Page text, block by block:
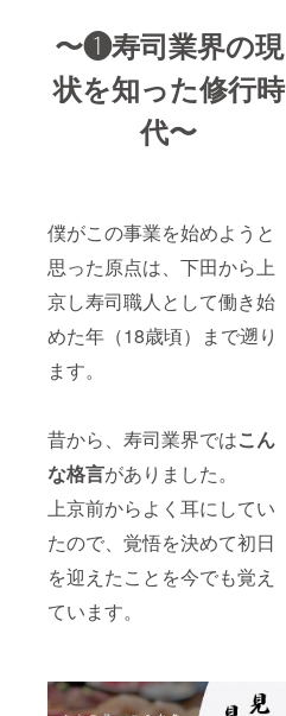
〜❶寿司業界の現
状を知った修行時
代〜
僕がこの事業を始めようと
思った原点は、下田から上
京し寿司職人として働き始
めた年（18歳頃）まで遡り
ます。
昔から、寿司業界ではこん
な格言がありました。
上京前からよく耳にしてい
たので、覚悟を決めて初日
を迎えたことを今でも覚え
ています。